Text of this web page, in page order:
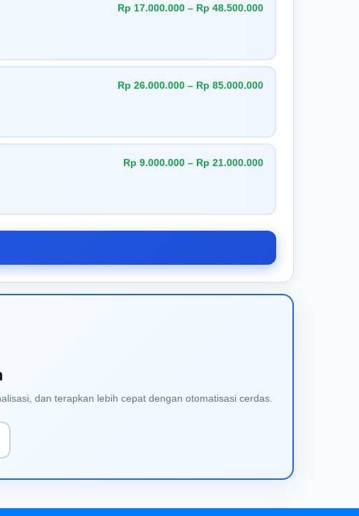
Rp 17.000.000 – Rp 48.500.000
Rp 26.000.000 – Rp 85.000.000
Rp 9.000.000 – Rp 21.000.000
dan terapkan lebih cepat dengan otomatisasi cerdas.